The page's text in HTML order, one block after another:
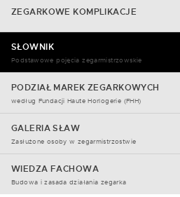
ZEGARKOWE KOMPLIKACJE
SŁOWNIK
Podstawowe pojęcia zegarmistrzowskie
PODZIAŁ MAREK ZEGARKOWYCH
według Fundacji Haute Horlogerie (FHH)
GALERIA SŁAW
Zasłużone osoby w zegarmistrzostwie
WIEDZA FACHOWA
Budowa i zasada działania zegarka